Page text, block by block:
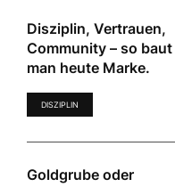
Disziplin, Vertrauen,
Community – so baut
man heute Marke.
DISZIPLIN
Goldgrube oder